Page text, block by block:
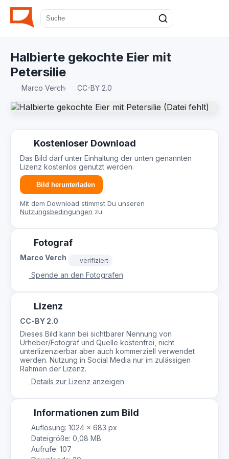
Halbierte gekochte Eier mit
Petersilie
Marco Verch· CC-BY 2.0
Kostenloser Download
Das Bild darf unter Einhaltung der unten genannten
Lizenz kostenlos genutzt werden.
Bild herunterladen
Mit dem Download stimmst Du unseren
Nutzungsbedingungen zu.
Fotograf
Marco Verch verifiziert
Spende an den Fotografen
Lizenz
CC-BY 2.0
Dieses Bild kann bei sichtbarer Nennung von
Urheber/Fotograf und Quelle kostenfrei, nicht
unterlizenzierbar aber auch kommerziell verwendet
werden. Nutzung in Social Media nur im zulässigen
Rahmen der Lizenz.
Details zur Lizenz anzeigen
Informationen zum Bild
Auflösung: 1024 × 683 px
Dateigröße: 0,08 MB
Aufrufe: 107